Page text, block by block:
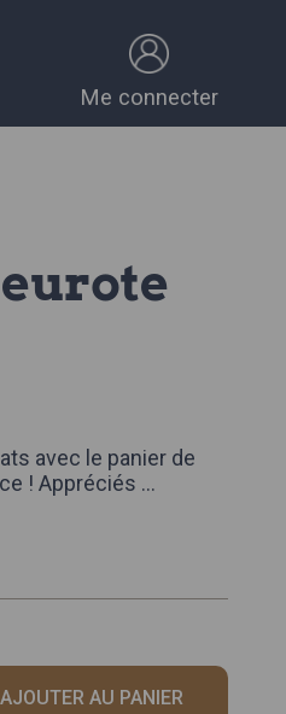
Me connecter
avec le panier de
! Appréciés ...
AJOUTER AU PANIER